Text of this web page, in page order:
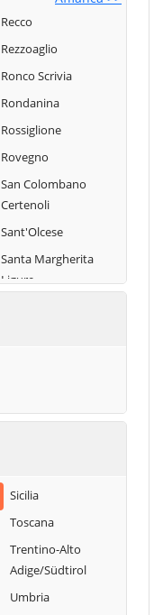
Recco
Rezzoaglio
Ronco Scrivia
Rondanina
Rossiglione
Rovegno
San Colombano
Certenoli
Sant'Olcese
Santa Margherita
Ligure
Torriglia
Tribogna
Uscio
Valbrevenna
Vobbia
Sicilia
Toscana
Trentino-Alto
Adige/Südtirol
Umbria